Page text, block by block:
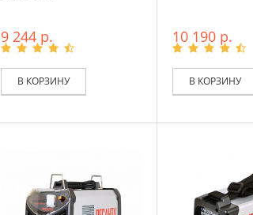
9 244 р.
В КОРЗИНУ
10 190 р.
В КОРЗИНУ